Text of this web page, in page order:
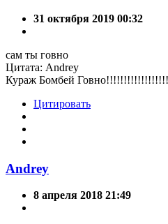
31 октября 2019 00:32
сам ты говно
Цитата: Andrey
Кураж Бомбей
Цитировать
Andrey
8 апреля 2018 21:49